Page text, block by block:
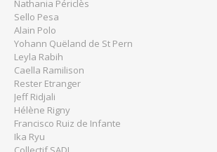
Nathania Périclès
Sello Pesa
Alain Polo
Yohann Quëland de St Pern
Leyla Rabih
Caella Ramilison
Rester Etranger
Jeff Ridjali
Hélène Rigny
Francisco Ruiz de Infante
Ika Ryu